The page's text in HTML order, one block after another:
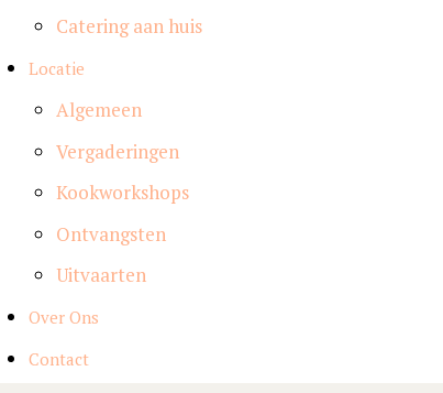
Catering aan huis
Locatie
Algemeen
Vergaderingen
Kookworkshops
Ontvangsten
Uitvaarten
Over Ons
Contact